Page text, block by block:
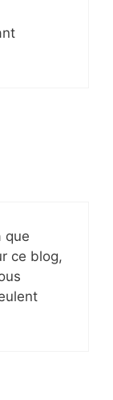
que
ce blog,